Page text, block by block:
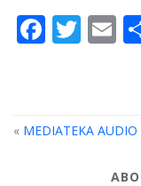
« MEDIATEKA